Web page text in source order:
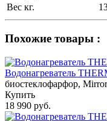
Вес кг.
Похожие товары :
Водонагреватель
биостеклофарфор,
Купить
18 990 руб.